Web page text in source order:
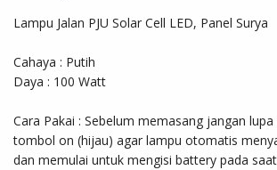
Lampu Jalan PJU Solar Cell LED, Panel Surya
Cahaya : Putih
Daya : 100 Watt
Cara Pakai : Sebelum memasang jangan
tombol on (hijau) agar lampu otomatis
dan memulai untuk mengisi battery pada